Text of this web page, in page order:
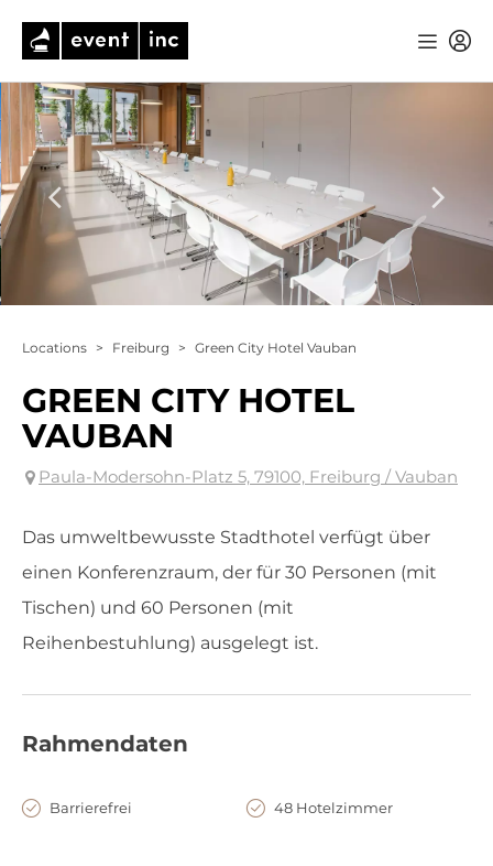
Locations > Freiburg > Green City Hotel Vauban
GREEN CITY HOTEL
VAUBAN
Paula-Modersohn-Platz 5, 79100, Freiburg / Vauban
Das umweltbewusste Stadthotel verfügt über
einen Konferenzraum, der für 30 Personen (mit
Tischen) und 60 Personen (mit
Reihenbestuhlung) ausgelegt ist.
Rahmendaten
Barrierefrei 48 Hotelzimmer